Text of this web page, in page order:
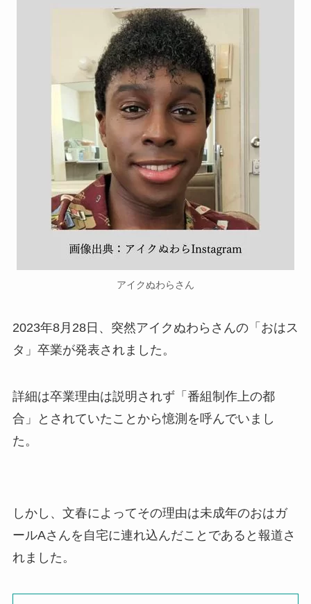
アイクぬわらさん
2023年8月28日、突然アイクぬわらさんの「おはス
タ」卒業が発表されました。
詳細は卒業理由は説明されず「番組制作上の都
合」とされていたことから憶測を呼んでいまし
た。
しかし、文春によってその理由は未成年のおはガ
ールAさんを自宅に連れ込んだことであると報道さ
れました。